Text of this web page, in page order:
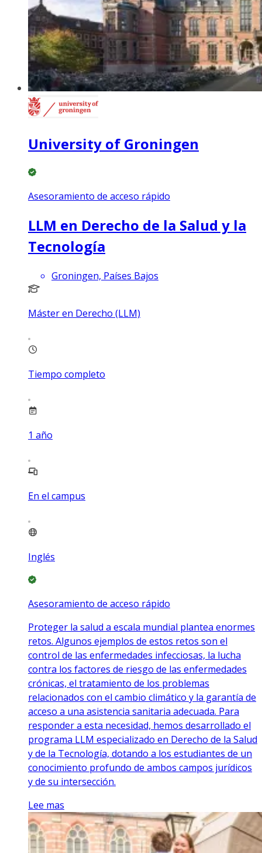
University of Groningen
Asesoramiento de acceso rápido
LLM en Derecho de la Salud y la
Tecnología
Groningen, Países Bajos
Máster en Derecho (LLM)
Tiempo completo
1 año
En el campus
Inglés
Asesoramiento de acceso rápido
Proteger la salud a escala mundial plantea enormes
retos. Algunos ejemplos de estos retos son el
control de las enfermedades infecciosas, la lucha
contra los factores de riesgo de las enfermedades
crónicas, el tratamiento de los problemas
relacionados con el cambio climático y la garantía de
acceso a una asistencia sanitaria adecuada. Para
responder a esta necesidad, hemos desarrollado el
programa LLM especializado en Derecho de la Salud
y de la Tecnología, dotando a los estudiantes de un
conocimiento profundo de ambos campos jurídicos
y de su intersección.
Lee mas